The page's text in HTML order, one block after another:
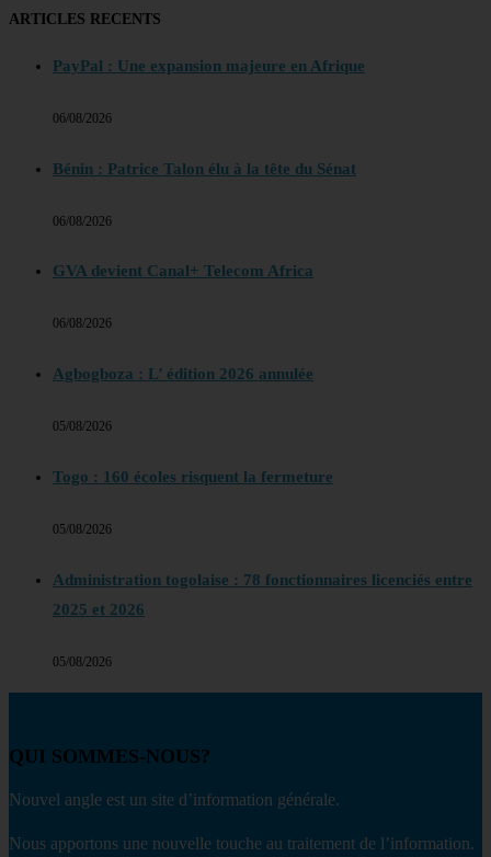
ARTICLES RECENTS
PayPal : Une expansion majeure en Afrique
06/08/2026
Bénin : Patrice Talon élu à la tête du Sénat
06/08/2026
GVA devient Canal+ Telecom Africa
06/08/2026
Agbogboza : L’ édition 2026 annulée
05/08/2026
Togo : 160 écoles risquent la fermeture
05/08/2026
Administration togolaise : 78 fonctionnaires licenciés entre
2025 et 2026
05/08/2026
QUI SOMMES-NOUS?
Nouvel angle est un site d’information générale.
Nous apportons une nouvelle touche au traitement de l’information.